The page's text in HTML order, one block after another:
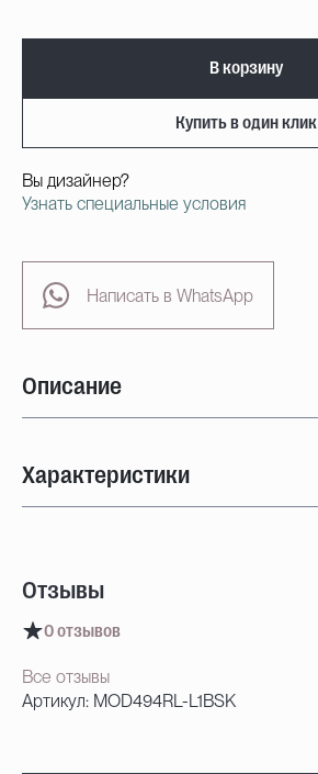
В корзину
Купить в один клик
Вы дизайнер?
Узнать специальные условия
Написать в WhatsApp
Описание
Характеристики
Отзывы
0 отзывов
Все отзывы
Артикул: MOD494RL-L1BSK